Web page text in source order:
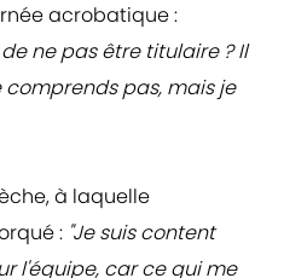
acrobatique :
ne pas être titulaire ? Il
comprends pas, mais je
à laquelle
: "Je suis content
l'équipe, car ce qui me